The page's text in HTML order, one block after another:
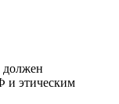
и этическим